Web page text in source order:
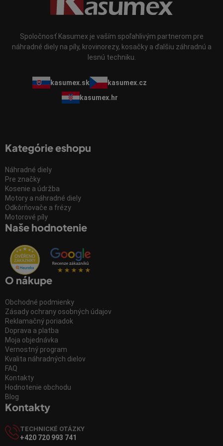
Spoločnosť Kasumex je vaším spoľahlivým partnerom pre
náhradné diely na píly, krovinorezy, kosačky a ďalšiu záhradnú a
lesnú techniku.
kasumex.sk
kasumex.cz
kasumex.hr
Kategórie eshopu
Náhradné diely
Pre značky
Kosenie a údržba
Motory a náhradné diely
Odkôrňovače a frézy
Motorové píly
Naše hodnotenie
O nákupe
Obchodné podmienky
Zásady ochrany osobných údajov
Reklamačný poriadok
Doprava a platba
Moja objednávka
Vernostný program
Kvalita náhradných dielov
FAQ
Kontakty
Hodnotenie obchodu
Blog
Kontakty
TECHNICKÉ OTÁZKY
+420 720 993 741